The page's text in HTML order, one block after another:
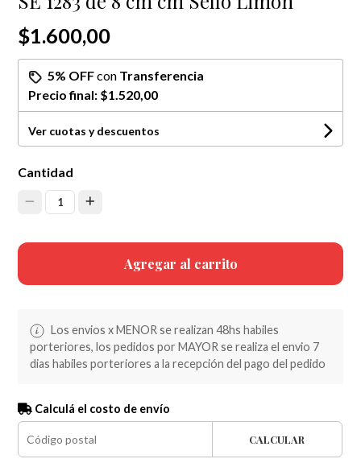
$1.600,00
5% OFFcon Transferencia
Precio final: $1.520,00
Ver cuotas y descuentos
Cantidad
1
Agregar al carrito
Los envios x MENOR se realizan 48hs habiles
porteriores, los pedidos por MAYOR se realiza el envio 7
dias habiles porteriores a la recepción del pago del pedido
Calculá el costo de envío
CALCULAR